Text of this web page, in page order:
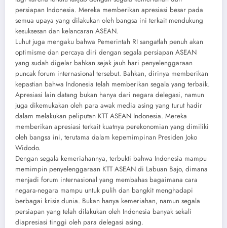
persiapan Indonesia. Mereka memberikan apresiasi besar pada
semua upaya yang dilakukan oleh bangsa ini terkait mendukung
kesuksesan dan kelancaran ASEAN.
Luhut juga mengaku bahwa Pemerintah RI sangatlah penuh akan
optimisme dan percaya diri dengan segala persiapan ASEAN
yang sudah digelar bahkan sejak jauh hari penyelenggaraan
puncak forum internasional tersebut. Bahkan, dirinya memberikan
kepastian bahwa Indonesia telah memberikan segala yang terbaik.
Apresiasi lain datang bukan hanya dari negara delegasi, namun
juga dikemukakan oleh para awak media asing yang turut hadir
dalam melakukan peliputan KTT ASEAN Indonesia. Mereka
memberikan apresiasi terkait kuatnya perekonomian yang dimiliki
oleh bangsa ini, terutama dalam kepemimpinan Presiden Joko
Widodo.
Dengan segala kemeriahannya, terbukti bahwa Indonesia mampu
memimpin penyelenggaraan KTT ASEAN di Labuan Bajo, dimana
menjadi forum internasional yang membahas bagaimana cara
negara-negara mampu untuk pulih dan bangkit menghadapi
berbagai krisis dunia. Bukan hanya kemeriahan, namun segala
persiapan yang telah dilakukan oleh Indonesia banyak sekali
diapresiasi tinggi oleh para delegasi asing.